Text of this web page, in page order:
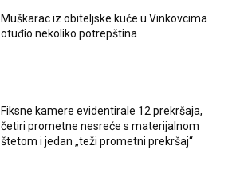
Muškarac iz obiteljske kuće u Vinkovcima
otuđio nekoliko potrepština
Fiksne kamere evidentirale 12 prekršaja,
četiri prometne nesreće s materijalnom
štetom i jedan „teži prometni prekršaj“